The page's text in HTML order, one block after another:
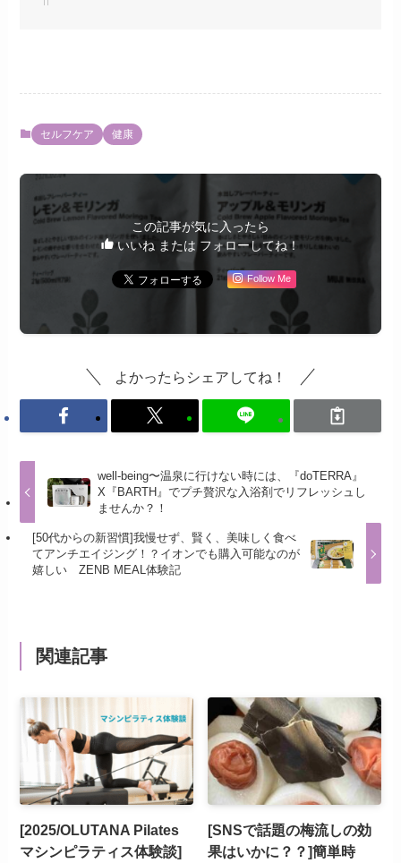
セルフケア 健康
この記事が気に入ったら
いいね または フォローしてね！
Follow Me
よかったらシェアしてね！
well-being〜温泉に行けない時には、『doTERRA』
X『BARTH』でプチ贅沢な入浴剤でリフレッシュし
ませんか？！
[50代からの新習慣]我慢せず、賢く、美味しく食べ
てアンチエイジング！？イオンでも購入可能なのが
嬉しい ZENB MEAL体験記
関連記事
[2025/OLUTANA Pilates
マシンピラティス体験談]
[SNSで話題の梅流しの効
果はいかに？？]簡単時